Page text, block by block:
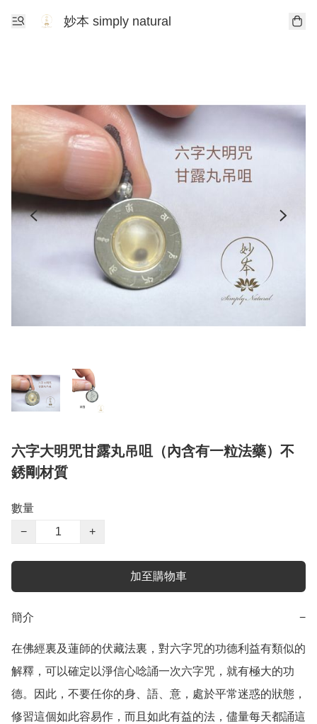
妙本 simply natural
六字大明咒甘露丸吊咀（內含有一粒法藥）不
銹剛材質
數量
−
+
加至購物車
簡介 −
在佛經裏及蓮師的伏藏法裏，對六字咒的功德利益有類似的
解釋，可以確定以淨信心唸誦一次六字咒，就有極大的功
德。因此，不要任你的身、語、意，處於平常迷惑的狀態，
修習這個如此容易作，而且如此有益的法，儘量每天都誦這